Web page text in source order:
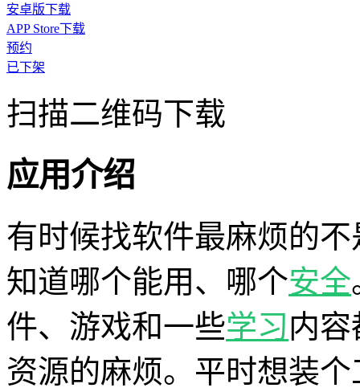
安卓版下载
APP Store下载
预约
已下架
扫描二维码下载
应用介绍
有时候找软件最麻烦的不
知道哪个能用、哪个安全
件、游戏和一些学习内
资源的麻烦。平时想装